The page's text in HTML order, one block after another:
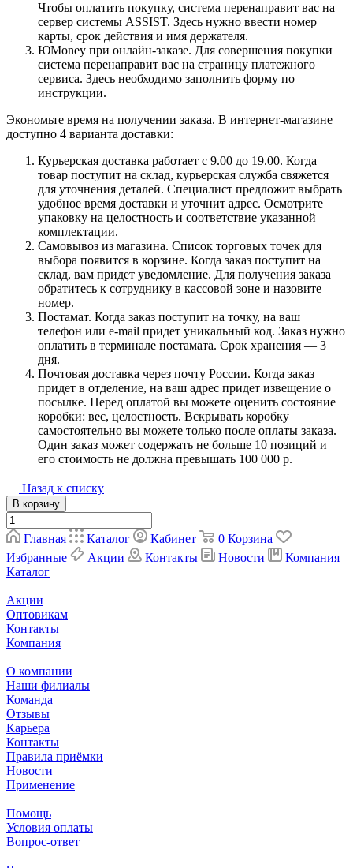
Чтобы оплатить покупку, система перенаправит вас на
сервер системы ASSIST. Здесь нужно ввести номер
карты, срок действия и имя держателя.
ЮMoney при онлайн-заказе. Для совершения покупки
система перенаправит вас на страницу платежного
сервиса. Здесь необходимо заполнить форму по
инструкции.
Экономьте время на получении заказа. В интернет-магазине
доступно 4 варианта доставки:
Курьерская доставка работает с 9.00 до 19.00. Когда
товар поступит на склад, курьерская служба свяжется
для уточнения деталей. Специалист предложит выбрать
удобное время доставки и уточнит адрес. Осмотрите
упаковку на целостность и соответствие указанной
комплектации.
Самовывоз из магазина. Список торговых точек для
выбора появится в корзине. Когда заказ поступит на
склад, вам придет уведомление. Для получения заказа
обратитесь к сотруднику в кассовой зоне и назовите
номер.
Постамат. Когда заказ поступит на точку, на ваш
телефон или e-mail придет уникальный код. Заказ нужно
оплатить в терминале постамата. Срок хранения — 3
дня.
Почтовая доставка через почту России. Когда заказ
придет в отделение, на ваш адрес придет извещение о
посылке. Перед оплатой вы можете оценить состояние
коробки: вес, целостность. Вскрывать коробку
самостоятельно вы можете только после оплаты заказа.
Один заказ может содержать не больше 10 позиций и
его стоимость не должна превышать 100 000 р.
Назад к списку
В корзину
Главная Каталог Кабинет 0 Корзина
Избранные
Акции Контакты Новости
Компания
Каталог
Акции
Оптовикам
Контакты
Компания
О компании
Наши филиалы
Команда
Отзывы
Карьера
Контакты
Правила приёмки
Новости
Применение
Помощь
Условия оплаты
Вопрос-ответ